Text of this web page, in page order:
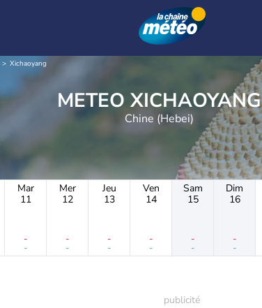
Xichaoyang
METEO XICHAOYANG
Chine (Hebei)
Mar
11
-
-
Mer
12
-
-
Jeu
13
-
-
Ven
14
-
-
Sam
15
-
-
Dim
16
-
-